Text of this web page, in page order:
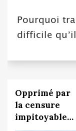
Pourquoi
difficile
Opprimé par
la censure
impitoyable…